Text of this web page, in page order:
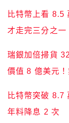
比特幣上看 8.5
才走完三分之一
瑞銀加倍掃貨
價值 8 億美元
比特幣突破 8.7
年料降息 2 次